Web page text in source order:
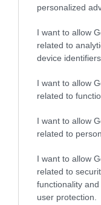
personalized
I want to allow
related to
device
I want to allow
related to
I want to allow
related to
I want to allow
related to
functionality
user protection.
Mark
Christie-
Művelődj,
és ismerd